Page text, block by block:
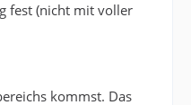
fest (nicht mit voller
kommst. Das